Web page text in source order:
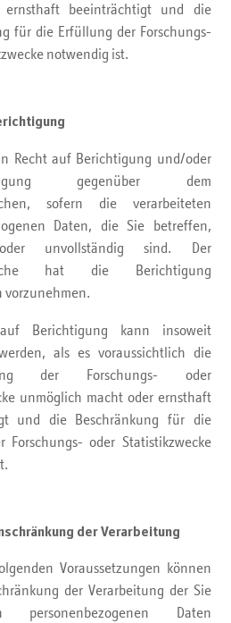
ernsthaft beeinträchtigt und die
für die Erfüllung der Forschungs-
notwendig ist.
Recht auf Berichtigung und/oder
gegenüber dem
sofern die verarbeiteten
Daten, die Sie betreffen,
unvollständig sind. Der
hat die Berichtigung
vorzunehmen.
Berichtigung kann insoweit
als es voraussichtlich die
der Forschungs- oder
unmöglich macht oder ernsthaft
und die Beschränkung für die
Forschungs- oder Statistikzwecke
der Verarbeitung
Voraussetzungen können
der Verarbeitung der Sie
personenbezogenen Daten